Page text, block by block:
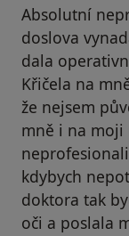
Absolutní
doslova
dala
Křičela na
že nejsem
mně i na moji
kdybych
doktora tak
oči a poslala